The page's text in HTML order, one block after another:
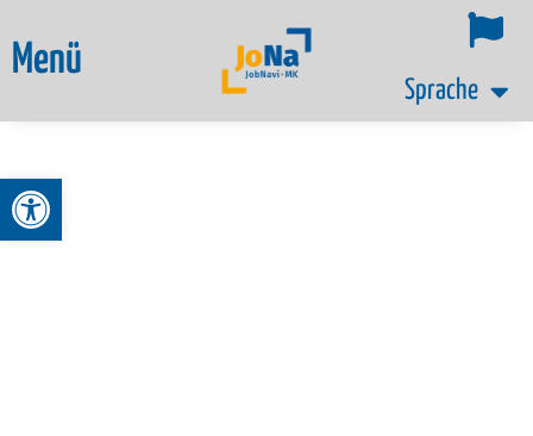
Werkzeugleiste öffnen
Menü
Sprache